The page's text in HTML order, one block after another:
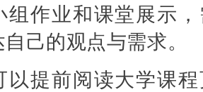
组作业和课堂展示
己的观点与需求。
以提前阅读大学课